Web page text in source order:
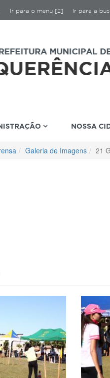
Ir para o menu [2] Ir para a
NOSSA
Galeria de Imagens 21